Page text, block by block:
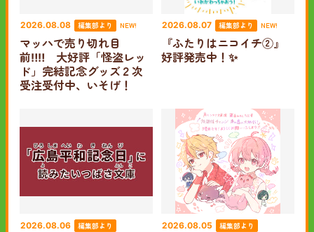
2026.08.08 編集部より NEW!
マッハで売り切れ目
前‼‼ 大好評「怪盗レッ
ド」完結記念グッズ２次
受注受付中、いそげ！
2026.08.07 編集部より NEW!
『ふたりはニコイチ②』
好評発売中！✨
2026.08.06 編集部より 2026.08.05 編集部より